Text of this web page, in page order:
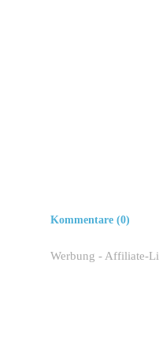
Kommentare (0)
Werbung - Affiliate-